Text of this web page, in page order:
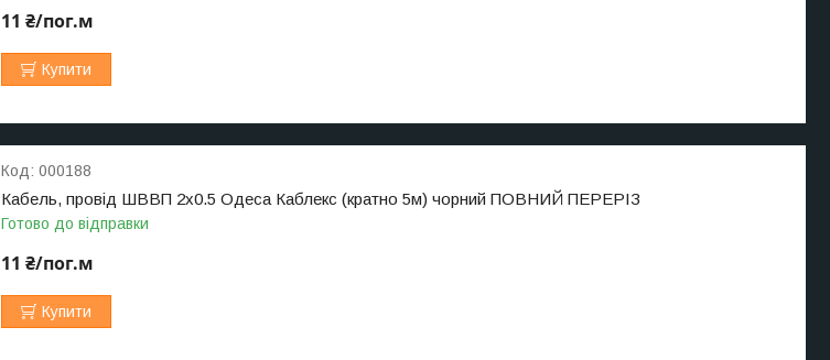
11 ₴/пог.м
Купити
000188
Кабель, провід ШВВП 2х0.5 Одеса Каблекс (кратно 5м) чорний ПОВНИЙ ПЕРЕРІЗ
Готово до відправки
11 ₴/пог.м
Купити